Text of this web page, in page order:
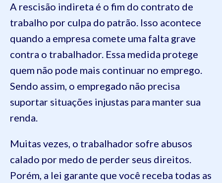
A rescisão indireta é o fim do contrato de
trabalho por culpa do patrão. Isso acontece
quando a empresa comete uma falta grave
contra o trabalhador. Essa medida protege
quem não pode mais continuar no emprego.
Sendo assim, o empregado não precisa
suportar situações injustas para manter sua
renda.
Muitas vezes, o trabalhador sofre abusos
calado por medo de perder seus direitos.
Porém, a lei garante que você receba todas as